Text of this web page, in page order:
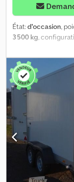
État:d'occasion,
3 500 kg,
3 070 mm, largeur
de l'espace de
hauteur totale:
680
trilatérale à essieu
Zink-BW, poids
hydrauliquement
pendulaire,
500 kg, frein à
habillage
d'erreurs et de